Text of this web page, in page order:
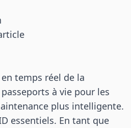
temps réel de la
à vie pour les
plus intelligente.
essentiels. En tant que